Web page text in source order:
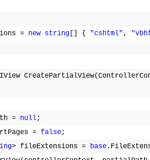
= new string [] { "cshtml",
= null;
= false;
> fileExtensions = base